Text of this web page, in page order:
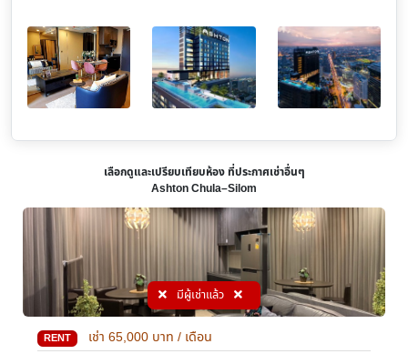
เลือกดูและเปรียบเทียบห้อง ที่ประกาศเช่าอื่นๆ
Ashton Chula–Silom
มีผู้เช่าแล้ว
RENT เช่า65,000 บาท / เดือน